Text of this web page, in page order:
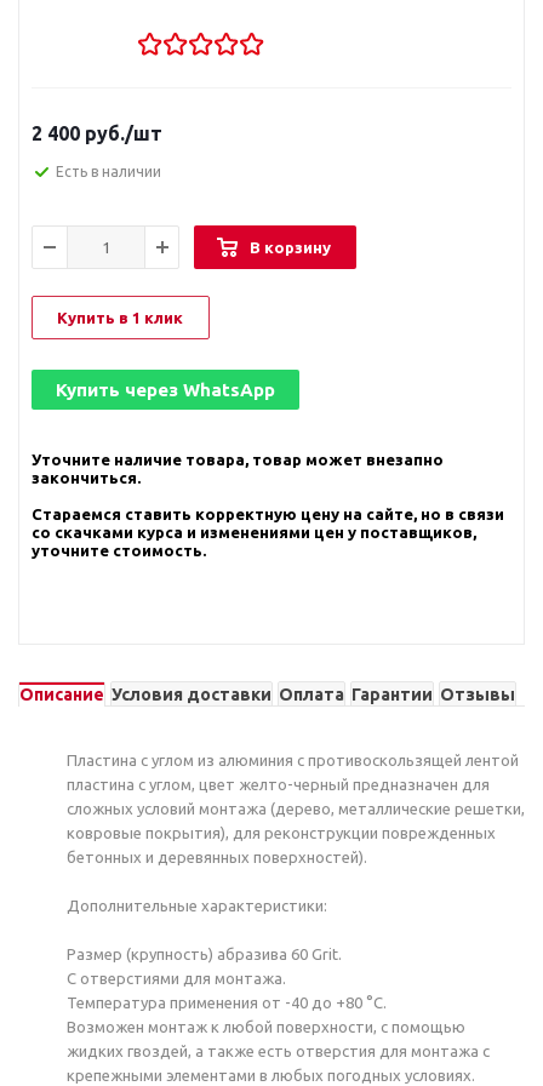
2 400 руб./шт
Есть в наличии
В корзину
Купить в 1 клик
Купить через WhatsApp
Уточните наличие товара, товар может внезапно
закончиться.
Стараемся ставить корректную цену на сайте, но в связи
со скачками курса и изменениями цен у поставщиков,
уточните стоимость.
Описание Условия доставки Оплата Гарантии Отзывы
Пластина с углом из алюминия с противоскользящей лентой
пластина с углом, цвет желто-черный предназначен для
сложных условий монтажа (дерево, металлические решетки,
ковровые покрытия), для реконструкции поврежденных
бетонных и деревянных поверхностей).
Дополнительные характеристики:
Размер (крупность) абразива 60 Grit.
С отверстиями для монтажа.
Температура применения от -40 до +80 °С.
Возможен монтаж к любой поверхности, с помощью
жидких гвоздей, а также есть отверстия для монтажа с
крепежными элементами в любых погодных условиях.